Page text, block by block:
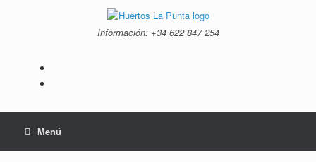
Información: +34 ‭622 847 254‬
Menú